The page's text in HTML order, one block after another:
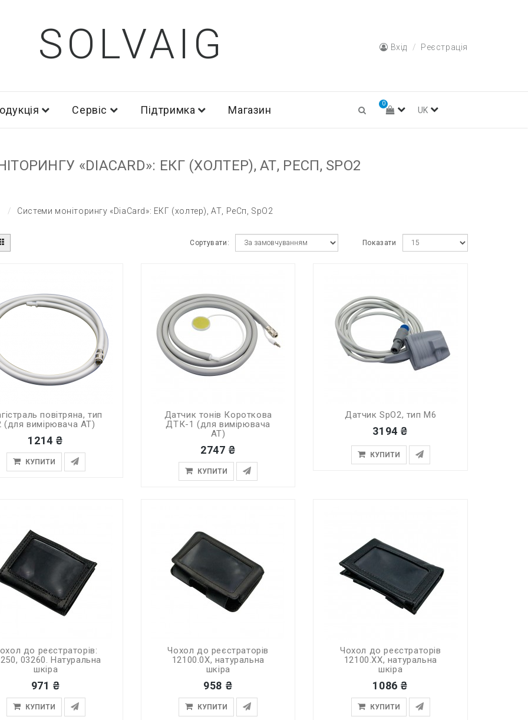
SOLVAIG Вхід Реєстрація
Сервіс Підтримка Магазин
0
UK
«DIACARD»: ЕКГ (ХОЛТЕР), АТ, РЕСП, SPO2
Системи моніторингу «DiaCard»: ЕКГ (холтер), АТ, РеСп, SpO2
Сортувати: Показати
повітряна, тип
(для вимірювача АТ)
1214 ₴
КУПИТИ
Датчик тонів Короткова
ДТК-1 (для вимірювача
АТ)
2747 ₴
КУПИТИ
Датчик SpO2, тип M6
3194 ₴
КУПИТИ
до реєстраторів:
03260. Натуральна
шкіра
971 ₴
КУПИТИ
Чохол до реєстраторів
12100.0X, натуральна
шкіра
958 ₴
КУПИТИ
Чохол до реєстраторів
12100.XX, натуральна
шкіра
1086 ₴
КУПИТИ